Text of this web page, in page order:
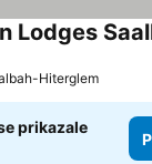
Lodges
Hiterglem
prikazale